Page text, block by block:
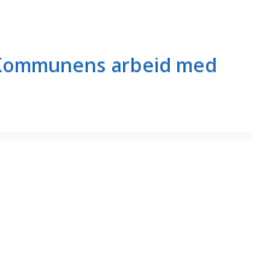
arbeid med